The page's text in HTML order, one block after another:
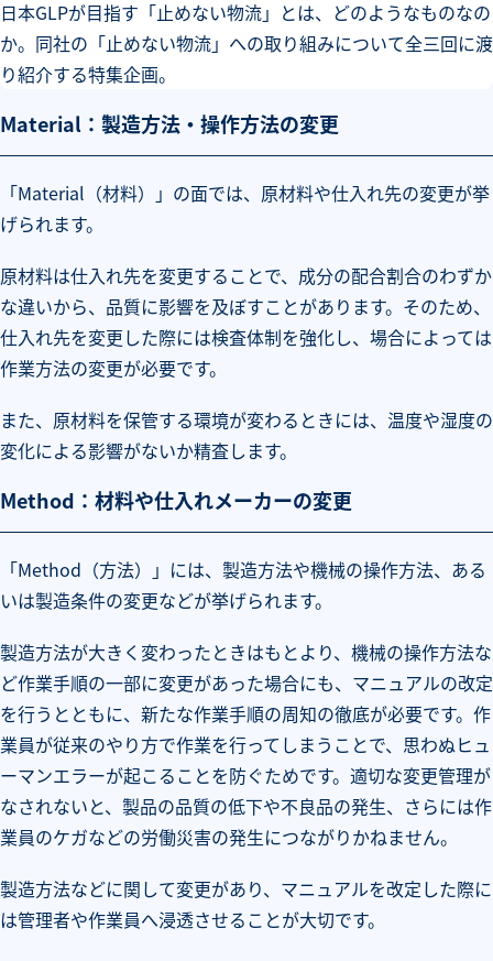
日本GLPが目指す「止めない物流」とは、どのようなものなの
か。同社の「止めない物流」への取り組みについて全三回に渡
り紹介する特集企画。
Material：製造方法・操作方法の変更
「Material（材料）」の面では、原材料や仕入れ先の変更が挙
げられます。
原材料は仕入れ先を変更することで、成分の配合割合のわずか
な違いから、品質に影響を及ぼすことがあります。そのため、
仕入れ先を変更した際には検査体制を強化し、場合によっては
作業方法の変更が必要です。
また、原材料を保管する環境が変わるときには、温度や湿度の
変化による影響がないか精査します。
Method：材料や仕入れメーカーの変更
「Method（方法）」には、製造方法や機械の操作方法、ある
いは製造条件の変更などが挙げられます。
製造方法が大きく変わったときはもとより、機械の操作方法な
ど作業手順の一部に変更があった場合にも、マニュアルの改定
を行うとともに、新たな作業手順の周知の徹底が必要です。作
業員が従来のやり方で作業を行ってしまうことで、思わぬヒュ
ーマンエラーが起こることを防ぐためです。適切な変更管理が
なされないと、製品の品質の低下や不良品の発生、さらには作
業員のケガなどの労働災害の発生につながりかねません。
製造方法などに関して変更があり、マニュアルを改定した際に
は管理者や作業員へ浸透させることが大切です。